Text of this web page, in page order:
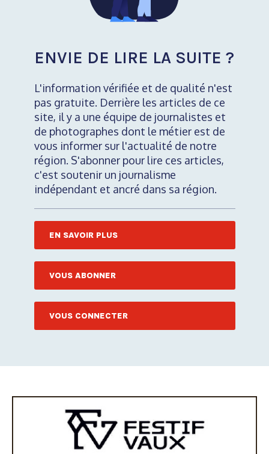
ENVIE DE LIRE LA SUITE ?
L'information vérifiée et de qualité n'est
pas gratuite. Derrière les articles de ce
site, il y a une équipe de journalistes et
de photographes dont le métier est de
vous informer sur l'actualité de notre
région. S'abonner pour lire ces articles,
c'est soutenir un journalisme
indépendant et ancré dans sa région.
EN SAVOIR PLUS
VOUS ABONNER
VOUS CONNECTER